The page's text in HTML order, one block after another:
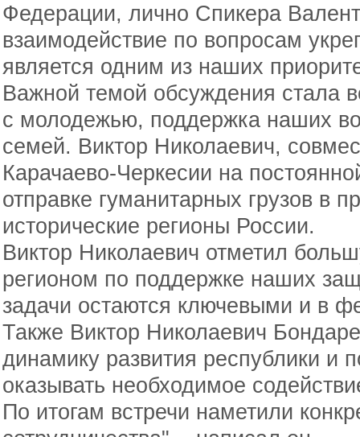
Федерации, лично Спикера
взаимодействие по вопросам
является одним из наших
Важной темой обсуждения стала
с молодежью, поддержка наших
семей. Виктор Николаевич,
Карачаево-Черкесии на
отправке гуманитарных грузов в
исторические регионы России.
Виктор Николаевич отметил
регионом по поддержке наших
задачи остаются ключевыми и в
Также Виктор Николаевич
динамику развития республики и
оказывать необходимое
По итогам встречи наметили